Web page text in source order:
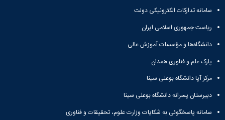
سامانه تدارکات الکترونیکی دولت
ریاست جمهوری اسلامی ایران
دانشگاه‌ها و مؤسسات آموزش عالی
پارک علم و فناوری همدان
مرکز آپا دانشگاه بوعلی سینا
دبیرستان پسرانه دانشگاه بوعلی سینا
سامانه پاسخگوئی به شکایات وزارت علوم، تحقیقات و فناوری